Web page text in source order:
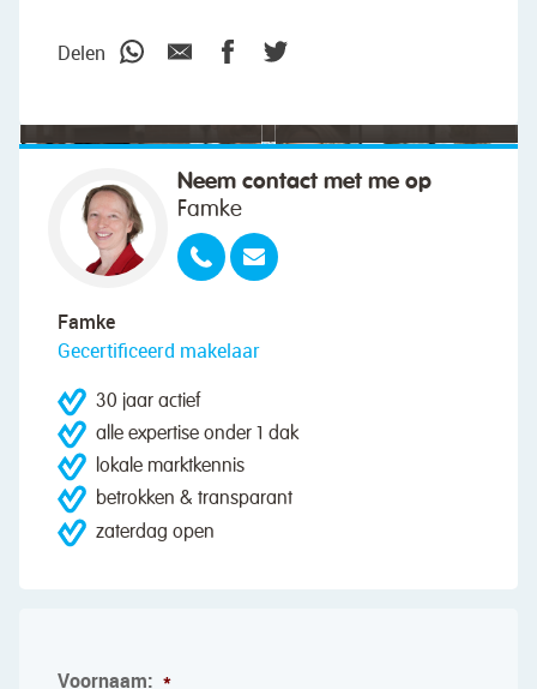
Delen
Neem contact met me op
Famke
Famke
Gecertificeerd makelaar
30 jaar actief
alle expertise onder 1 dak
lokale marktkennis
betrokken & transparant
zaterdag open
Voornaam: *